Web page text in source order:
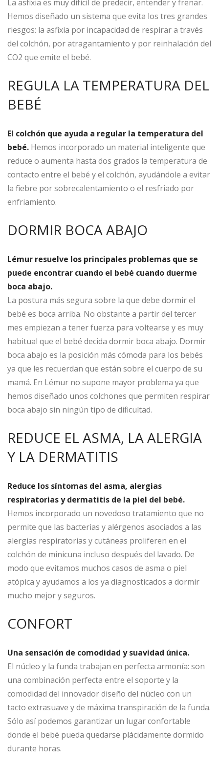
La asfixia es muy difícil de predecir, entender y frenar.
Hemos diseñado un sistema que evita los tres grandes
riesgos: la asfixia por incapacidad de respirar a través
del colchón, por atragantamiento y por reinhalación del
CO2 que emite el bebé.
REGULA LA TEMPERATURA DEL
BEBÉ
El colchón que ayuda a regular la temperatura del
bebé. Hemos incorporado un material inteligente que
reduce o aumenta hasta dos grados la temperatura de
contacto entre el bebé y el colchón, ayudándole a evitar
la fiebre por sobrecalentamiento o el resfriado por
enfriamiento.
DORMIR BOCA ABAJO
Lémur resuelve los principales problemas que se
puede encontrar cuando el bebé cuando duerme
boca abajo.
La postura más segura sobre la que debe dormir el
bebé es boca arriba. No obstante a partir del tercer
mes empiezan a tener fuerza para voltearse y es muy
habitual que el bebé decida dormir boca abajo. Dormir
boca abajo es la posición más cómoda para los bebés
ya que les recuerdan que están sobre el cuerpo de su
mamá. En Lémur no supone mayor problema ya que
hemos diseñado unos colchones que permiten respirar
boca abajo sin ningún tipo de dificultad.
REDUCE EL ASMA, LA ALERGIA
Y LA DERMATITIS
Reduce los síntomas del asma, alergias
respiratorias y dermatitis de la piel del bebé.
Hemos incorporado un novedoso tratamiento que no
permite que las bacterias y alérgenos asociados a las
alergias respiratorias y cutáneas proliferen en el
colchón de minicuna incluso después del lavado. De
modo que evitamos muchos casos de asma o piel
atópica y ayudamos a los ya diagnosticados a dormir
mucho mejor y seguros.
CONFORT
Una sensación de comodidad y suavidad única.
El núcleo y la funda trabajan en perfecta armonía: son
una combinación perfecta entre el soporte y la
comodidad del innovador diseño del núcleo con un
tacto extrasuave y de máxima transpiración de la funda.
Sólo así podemos garantizar un lugar confortable
donde el bebé pueda quedarse plácidamente dormido
durante horas.